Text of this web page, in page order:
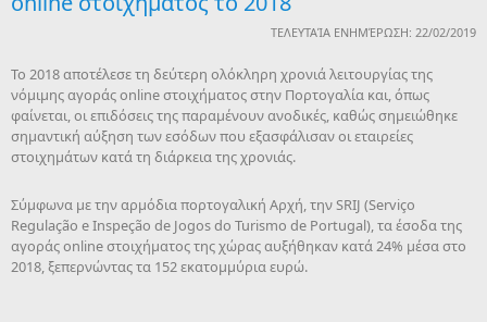
ΤΕΛΕΥΤΑΊΑ ΕΝΗΜΈΡΩΣΗ: 22/02/2019
Το 2018 αποτέλεσε τη δεύτερη ολόκληρη χρονιά λειτουργίας της
νόμιμης αγοράς online στοιχήματος στην Πορτογαλία και, όπως
φαίνεται, οι επιδόσεις της παραμένουν ανοδικές, καθώς σημειώθηκε
σημαντική αύξηση των εσόδων που εξασφάλισαν οι εταιρείες
στοιχημάτων κατά τη διάρκεια της χρονιάς.
Σύμφωνα με την αρμόδια πορτογαλική Αρχή, την SRIJ (Serviço
Regulação e Inspeção de Jogos do Turismo de Portugal), τα έσοδα της
αγοράς online στοιχήματος της χώρας αυξήθηκαν κατά 24% μέσα στο
2018, ξεπερνώντας τα 152 εκατομμύρια ευρώ.